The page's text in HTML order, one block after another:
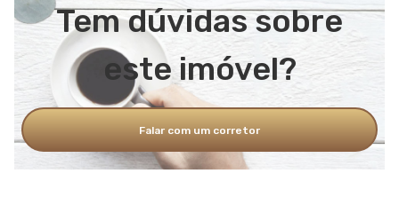
Tem dúvidas sobre
este imóvel?
Falar com um corretor